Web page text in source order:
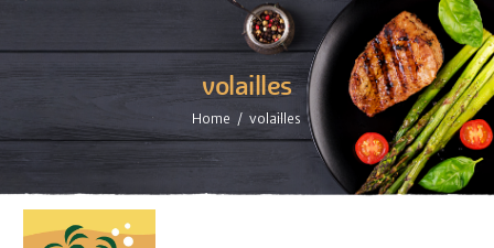
volailles
Home volailles